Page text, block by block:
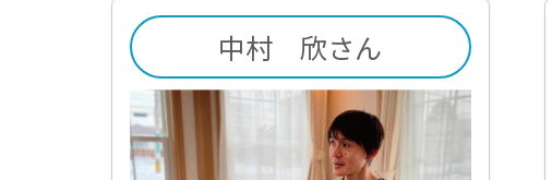
中村 欣さん